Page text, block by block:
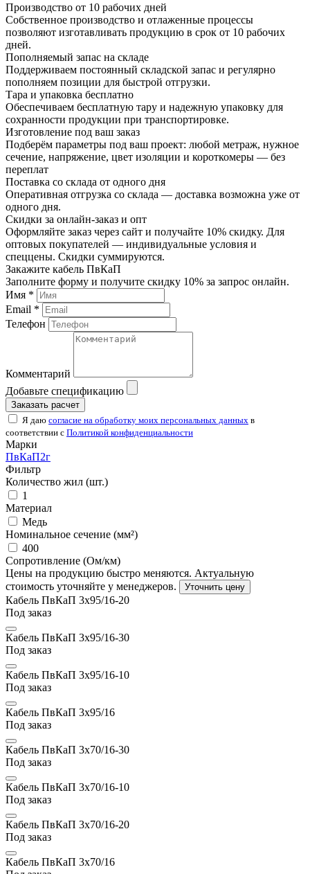
Производство от 10 рабочих дней
Собственное производство и отлаженные процессы
позволяют изготавливать продукцию в срок от 10 рабочих
дней.
Пополняемый запас на складе
Поддерживаем постоянный складской запас и регулярно
пополняем позиции для быстрой отгрузки.
Тара и упаковка бесплатно
Обеспечиваем бесплатную тару и надежную упаковку для
сохранности продукции при транспортировке.
Изготовление под ваш заказ
Подберём параметры под ваш проект: любой метраж, нужное
сечение, напряжение, цвет изоляции и короткомеры — без
переплат
Поставка со склада от одного дня
Оперативная отгрузка со склада — доставка возможна уже от
одного дня.
Скидки за онлайн-заказ и опт
Оформляйте заказ через сайт и получайте 10% скидку. Для
оптовых покупателей — индивидуальные условия и
спеццены. Скидки суммируются.
Закажите кабель ПвКаП
Заполните форму и получите скидку 10% за запрос онлайн.
Имя *
Email *
Телефон
Комментарий
Добавьте спецификацию
Заказать расчет
Я даю согласие на обработку моих персональных данных в
соответствии с Политикой конфиденциальности
Марки
ПвКаП2г
Фильтр
Количество жил (шт.)
1
Материал
Медь
Номинальное сечение (мм²)
400
Сопротивление (Ом/км)
Цены на продукцию быстро меняются. Актуальную
стоимость уточняйте у менеджеров.
Уточнить цену
Кабель ПвКаП 3х95/16-20
Под заказ
Кабель ПвКаП 3х95/16-30
Под заказ
Кабель ПвКаП 3х95/16-10
Под заказ
Кабель ПвКаП 3х95/16
Под заказ
Кабель ПвКаП 3х70/16-30
Под заказ
Кабель ПвКаП 3х70/16-10
Под заказ
Кабель ПвКаП 3х70/16-20
Под заказ
Кабель ПвКаП 3х70/16